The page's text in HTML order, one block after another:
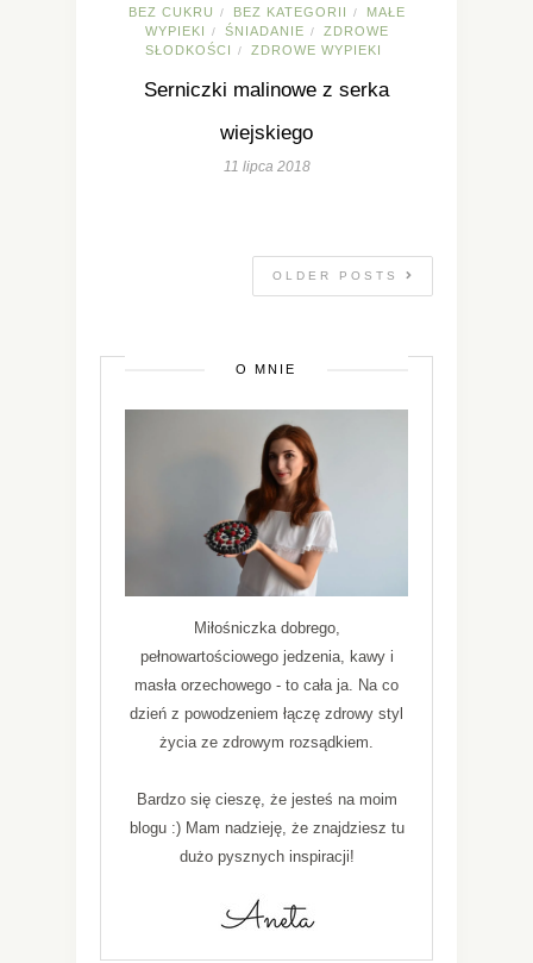
BEZ CUKRU / BEZ KATEGORII /
MAŁE
WYPIEKI
/ ŚNIADANIE /
ZDROWE
SŁODKOŚCI
/ ZDROWE WYPIEKI
Serniczki malinowe z serka
wiejskiego
11 lipca 2018
OLDER POSTS
O MNIE
Miłośniczka dobrego,
pełnowartościowego jedzenia, kawy i
masła orzechowego - to cała ja. Na co
dzień z powodzeniem łączę zdrowy styl
życia ze zdrowym rozsądkiem.
Bardzo się cieszę, że jesteś na moim
blogu :) Mam nadzieję, że znajdziesz tu
dużo pysznych inspiracji!